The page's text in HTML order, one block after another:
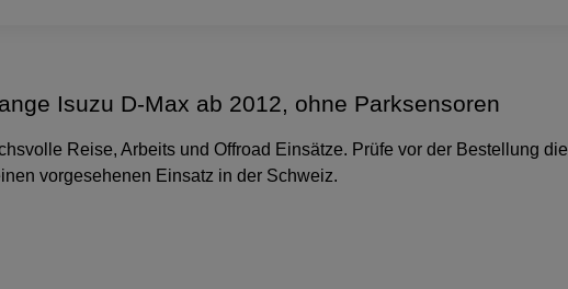
Isuzu D-Max ab 2012, ohne Parksensoren
Reise, Arbeits und Offroad Einsätze. Prüfe vor der Bestellung die
vorgesehenen Einsatz in der Schweiz.